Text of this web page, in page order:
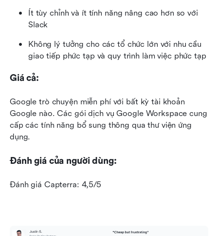
Ít tùy chỉnh và ít tính năng nâng cao hơn so với
Slack
Không lý tưởng cho các tổ chức lớn với nhu cầu
giao tiếp phức tạp và quy trình làm việc phức tạp
Giá cả:
Google trò chuyện miễn phí với bất kỳ tài khoản
Google nào. Các gói dịch vụ Google Workspace cung
cấp các tính năng bổ sung thông qua thư viện ứng
dụng.
Đánh giá của người dùng:
Đánh giá Capterra: 4,5/5